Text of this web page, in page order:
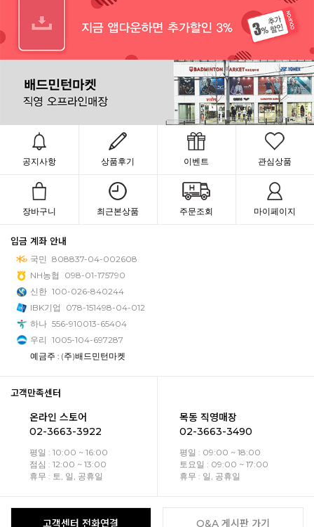
공지사항 상품후기 이벤트 관심상품
장바구니 최근본상품 주문조회 마이페이지
입금 계좌 안내
국민 808837-04-002608
NH농협
098-01-175790
신한 100-026-840244
IBK기업
078-151498-04-012
하나 556-910013-65404
우리 1005-104-697287
예금주 : (주)배드민턴마켓
고객만족센터
온라인 스토어
02-3663-3922
평일 : 10:00 ~ 16:00
점심 : 12:00 ~ 13:00
휴무 : 토, 일, 공휴일
목동 직영매장
02-3663-3490
평일 : 09:00 ~ 18:00
토요일 : 09:00 ~ 17:00
휴무 : 일, 공휴일
고객센터 전화연결 Q&A 게시판 가기